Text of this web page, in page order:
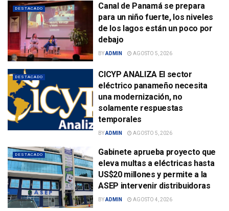
DESTACADO
Canal de Panamá se prepara
para un niño fuerte, los niveles
de los lagos están un poco por
debajo
BYADMIN AGOSTO 5, 2026
DESTACADO
CICYP ANALIZA El sector
eléctrico panameño necesita
una modernización, no
solamente respuestas
temporales
BYADMIN AGOSTO 5, 2026
DESTACADO
Gabinete aprueba proyecto que
eleva multas a eléctricas hasta
US$20 millones y permite a la
ASEP intervenir distribuidoras
BYADMIN AGOSTO 4, 2026